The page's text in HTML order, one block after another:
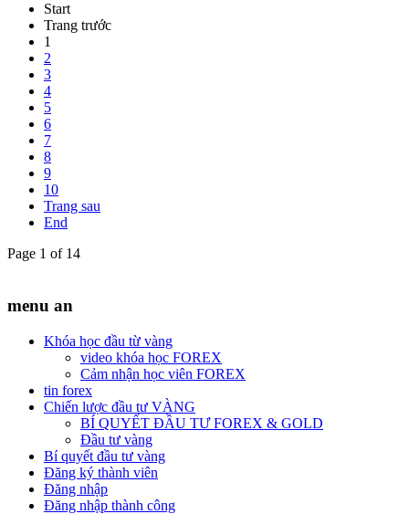
Start
Trang trước
1
2
3
4
5
6
7
8
9
10
Trang sau
End
Page 1 of 14
menu an
Khóa học đầu từ vàng
video khóa học FOREX
Cảm nhận học viên FOREX
tin forex
Chiến lược đầu tư VÀNG
BÍ QUYẾT ĐẦU TƯ FOREX & GOLD
Đầu tư vàng
Bí quyết đầu tư vàng
Đăng ký thành viên
Đăng nhập
Đăng nhập thành công